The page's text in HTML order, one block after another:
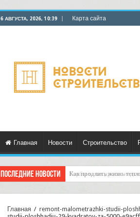
6 АВГУСТА, 2026, 10:39 Карта сайта
Главная Новости Строительство
Последние новости Горбыль как дрова:
Главная / remont-malometrazhki-studii-